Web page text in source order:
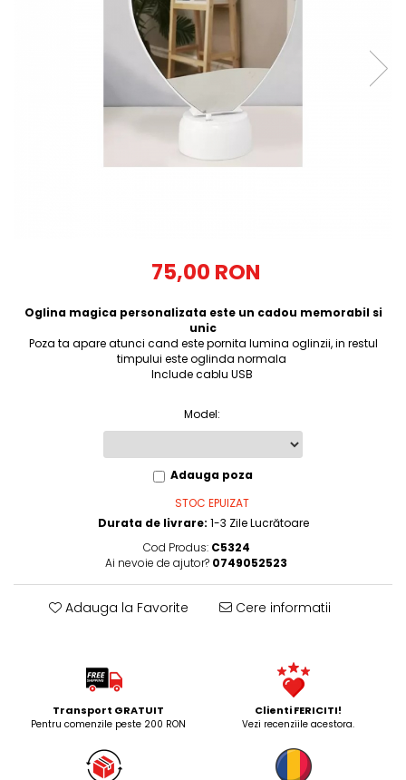
Tricouri Azi esti Tanar si maine...
Tricouri Motivationale
Tricouri Pensionari
Tricouri Zicale Romanesti
Tricouri Copii
75,00 RON
Oglina magica personalizata este un cadou memorabil si
unic
Poza ta apare atunci cand este pornita lumina oglinzii, in restul
timpului este oglinda normala
Include cablu USB
Model:
Adauga poza
STOC EPUIZAT
Durata de livrare: 1-3 Zile Lucrătoare
Cod Produs: C5324
Ai nevoie de ajutor? 0749052523
Adauga la Favorite Cere informatii
Transport GRATUIT
Pentru comenzile peste 200 RON
Clienti FERICITI!
Vezi recenziile acestora.